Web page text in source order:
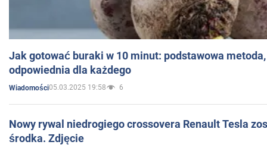
Jak gotować buraki w 10 minut: podstawowa
odpowiednia dla każdego
Wiadomości05.03.2025 19:58 6
Nowy rywal niedrogiego crossovera Renault Tesla
środka. Zdjęcie